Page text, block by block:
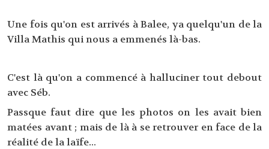
Une fois qu'on est arrivés à Balee, ya quelqu'un de la
Villa Mathis qui nous a emmenés là-bas.
C'est là qu'on a commencé à halluciner tout debout
avec Séb.
Passque faut dire que les photos on les avait bien
matées avant ; mais de là à se retrouver en face de la
réalité de la laïfe...